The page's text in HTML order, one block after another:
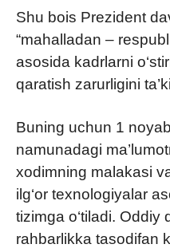
Shu bois Prezident
“mahalladan –
asosida kadrlarni
qaratish zarurligini
Buning uchun 1
namunadagi
xodimning malakasi
ilg‘or texnologiyalar
tizimga o‘tiladi. Oddiy
rahbarlikka tasodifan